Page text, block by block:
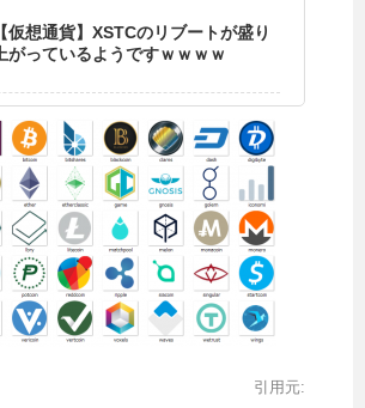
【仮想通貨】XSTCのリブートが盛り
上がっているようですｗｗｗｗ
引用元: